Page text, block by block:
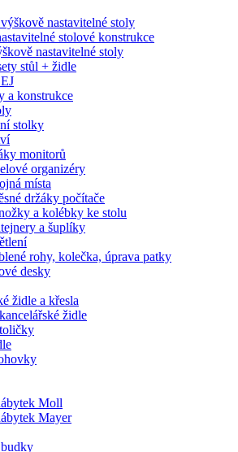
nastavitelné stoly
stolové konstrukce
nastavitelné stoly
stůl + židle
a konstrukce
stolky
monitorů
organizéry
místa
držáky počítače
a kolébky ke stolu
a šuplíky
rohy, kolečka, úprava patky
desky
židle a křesla
židle
Moll
Mayer